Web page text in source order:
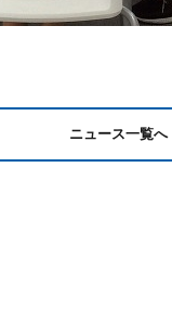
ニュース一覧へ